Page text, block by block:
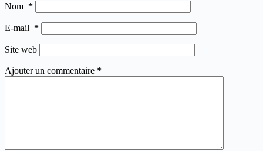
Nom *
E-mail *
Site web
Ajouter un commentaire *